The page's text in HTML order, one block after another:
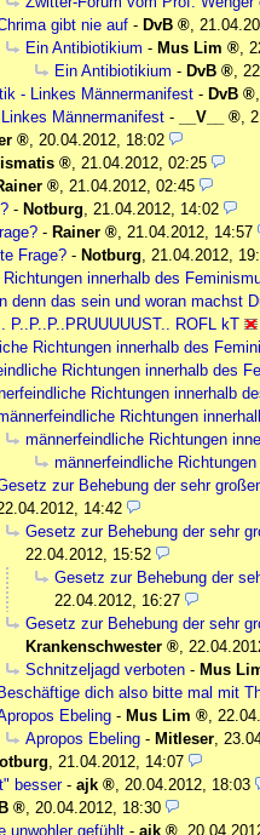
gibt nie auf - DvB
Ein Antibiotikium - Mus Lim
Ein Antibiotikium - DvB
- Linkes Männermanifest - DvB
Männermanifest - __V__
20.04.2012, 18:02
21.04.2012, 02:25
21.04.2012, 02:45
- Notburg
21.04.2012, 14:02
- Rainer
21.04.2012, 14:57
Frage? - Notburg
21.04.2012,
innerhalb des
denn das sein und woran machst
P..P..P..PRUUUUUST.. ROFL kT
Richtungen innerhalb des
Richtungen innerhalb des
Richtungen innerhalb
Richtungen
männerfeindliche Richtungen
männerfeindliche
zur Behebung der sehr
14:42
Gesetz zur Behebung der sehr
22.04.2012, 15:52
Gesetz zur Behebung der
22.04.2012, 16:27
Gesetz zur Behebung der sehr
Krankenschwester
Schnitzeljagd verboten - Mus
dich also bitte mal mit
Ebeling - Mus Lim
Apropos Ebeling - Mitleser
21.04.2012, 14:07
besser- ajk
20.04.2012, 18:03
20.04.2012, 18:30
unwohler gefühlt - ajk